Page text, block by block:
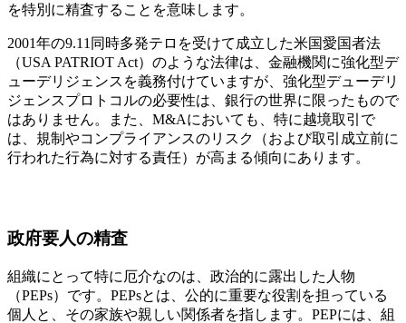
を特別に精査することを意味します。
2001年の9.11同時多発テロを受けて成立した米国愛国者法
（USA PATRIOT Act）のような法律は、金融機関に強化型デ
ューデリジェンスを義務付けていますが、強化型デューデリ
ジェンスプロトコルの必要性は、銀行の世界に限ったもので
はありません。また、M&Aにおいても、特に越境取引で
は、規制やコンプライアンスのリスク（および取引成立前に
行われた行為に対する責任）が高まる傾向にあります。
政府要人の精査
組織にとって特に厄介なのは、政治的に露出した人物
（PEPs）です。PEPsとは、公的に重要な役割を担っている
個人と、その家族や親しい関係者を指します。PEPには、組